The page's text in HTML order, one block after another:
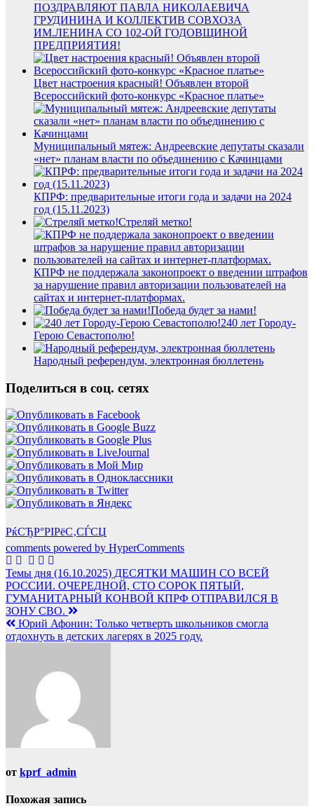
ПОЗДРАВЛЯЮТ ПАВЛА НИКОЛАЕВИЧА
ГРУДИНИНА И КОЛЛЕКТИВ СОВХОЗА
ИМ.ЛЕНИНА СО 102-ОЙ ГОДОВЩИНОЙ
ПРЕДПРИЯТИЯ!
Цвет настроения красный! Объявлен второй
Всероссийский фото-конкурс «Красное платье»
Муниципальный мятеж: Андреевские депутаты сказали
«нет» планам власти по объединению с Качинцами
КПРФ: предварительные итоги года и задачи на 2024
год (15.11.2023)
Стреляй метко!
КПРФ не поддержала законопроект о введении штрафов
за нарушение правил авторизации пользователей на
сайтах и интернет-платформах.
Победа будет за нами!
240 лет Городу-
Герою Севастополю!
Народный референдум, электронная бюллетень
Поделиться в соц. сетях
РќСЂР°РІРёС‚СЃСЏ
comments powered by HyperComments
Навигация
по
записям
Темы дня (16.10.2025) ДЕСЯТКИ МАШИН СО ВСЕЙ
РОССИИ. ОЧЕРЕДНОЙ, СТО СОРОК ПЯТЫЙ,
ГУМАНИТАРНЫЙ КОНВОЙ КПРФ ОТПРАВИЛСЯ В
ЗОНУ СВО.
Юрий Афонин: Только четверть школьников смогла
отдохнуть в детских лагерях в 2025 году.
от kprf_admin
Похожая запись